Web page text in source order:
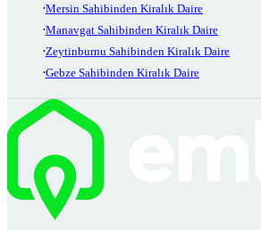
Mersin Sahibinden Kiralık Daire
Manavgat Sahibinden Kiralık Daire
Zeytinburnu Sahibinden Kiralık Daire
Gebze Sahibinden Kiralık Daire